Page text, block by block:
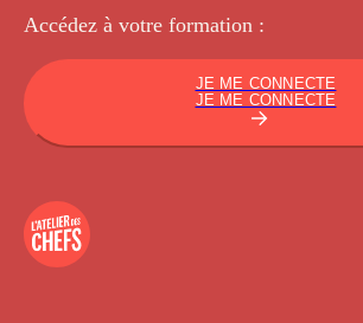
Accédez à votre formation :
JE ME CONNECTE
JE ME CONNECTE